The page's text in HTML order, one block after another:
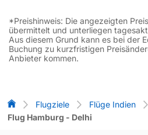
*Preishinweis: Die angezeigten
übermittelt und unterliegen
Aus diesem Grund kann es bei der
Buchung zu kurzfristigen
Anbieter kommen.
Flug-Vergleich
Flugziele Flüge Indien
Flug Hamburg - Delhi